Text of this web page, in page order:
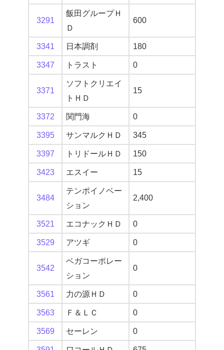
3291
飯田グループＨ
Ｄ
600
3341 日本調剤 180
3347 トラスト 0
3371
ソフトクリエイ
トＨＤ
15
3372 関門海 0
3395 サンマルクＨＤ 345
3397 トリドールＨＤ 150
3423 エスイー 15
3484
テンポイノベー
ション
2,400
3521 エコナックＨＤ 0
3529 アツギ 0
3542
ベガコーポレー
ション
0
3561 力の源ＨＤ 0
3563 Ｆ＆ＬＣ 0
3569 セーレン 0